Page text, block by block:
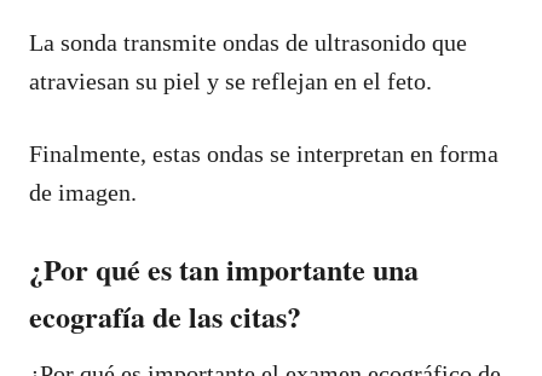
La sonda transmite ondas de ultrasonido que
atraviesan su piel y se reflejan en el feto.
Finalmente, estas ondas se interpretan en forma
de imagen.
¿Por qué es tan importante una
ecografía de las citas?